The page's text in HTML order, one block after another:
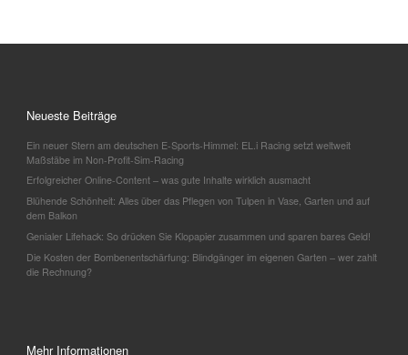
Neueste Beiträge
Ein neuer Stern am deutschen E-Sports-Himmel: EL.i Racing setzt weltweit
Maßstäbe im Non-Profit-Sim-Racing
Erfolgreicher Online-Content – was gute Inhalte wirklich ausmacht
Blühende Schönheit: Alles über das Pflegen von Tulpen in Vase, Garten und auf
dem Balkon
Genialer Lifehack: So drücken Sie Klopapier zusammen und sparen bares Geld!
Die Kosten der Bombenentschärfung: Blindgänger im eigenen Garten – wer zahlt
die Rechnung?
Mehr Informationen